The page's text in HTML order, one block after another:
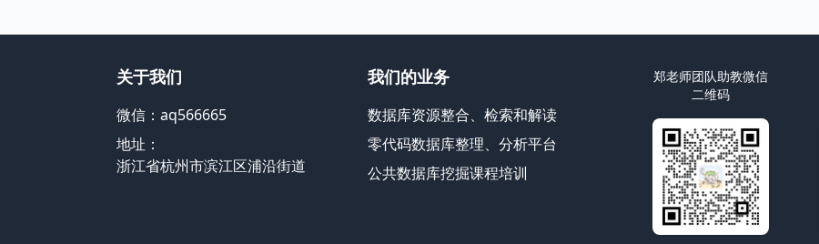
关于我们
微信：aq566665
地址：
浙江省杭州市滨江区浦沿街道
我们的业务
数据库资源整合、检索和解读
零代码数据库整理、分析平台
公共数据库挖掘课程培训
郑老师团队助教微信
二维码